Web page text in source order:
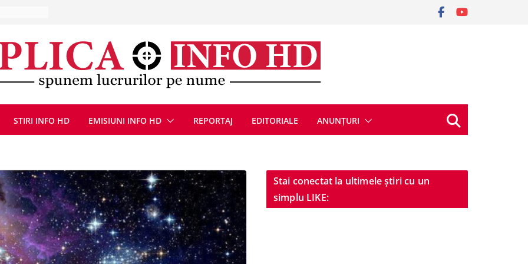
la Uricani.
parapet
din
STIRI INFO HD EMISIUNI INFO HD REPORTAJ EDITORIALE ANUNȚURI
Stai conectat la ultimele știri cu un
simplu LIKE: